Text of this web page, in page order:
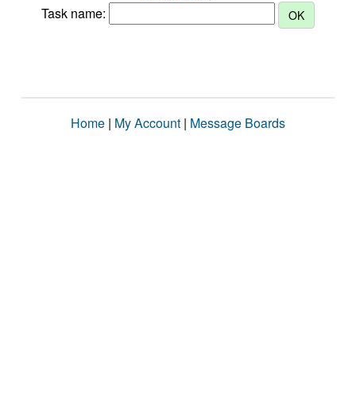
Task name:
Home | My Account | Message Boards